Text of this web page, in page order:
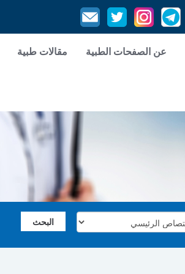
عن الصفحات الطبية مقالات طبية